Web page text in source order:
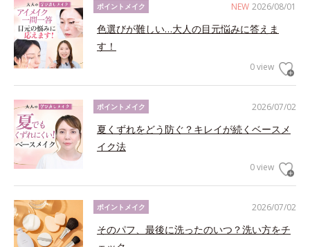
NEW 2026/08/01
ポイントメイク
色選びが難しい…大人の目元悩みに答えま
す！
0 view
2026/07/02
ポイントメイク
夏くずれをどう防ぐ？キレイが続くベースメ
イク法
0 view
2026/07/02
ポイントメイク
そのパフ、最後に洗ったのいつ？洗い方をチ